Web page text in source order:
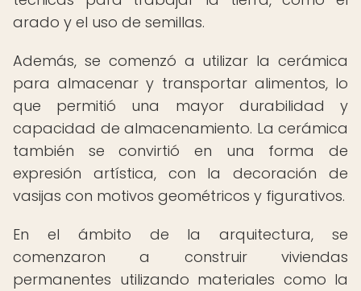
arado y el uso de semillas.
Además, se comenzó a utilizar la cerámica
para almacenar y transportar alimentos, lo
que permitió una mayor durabilidad y
capacidad de almacenamiento. La cerámica
también se convirtió en una forma de
expresión artística, con la decoración de
vasijas con motivos geométricos y figurativos.
En el ámbito de la arquitectura, se
comenzaron a construir viviendas
permanentes utilizando materiales como la